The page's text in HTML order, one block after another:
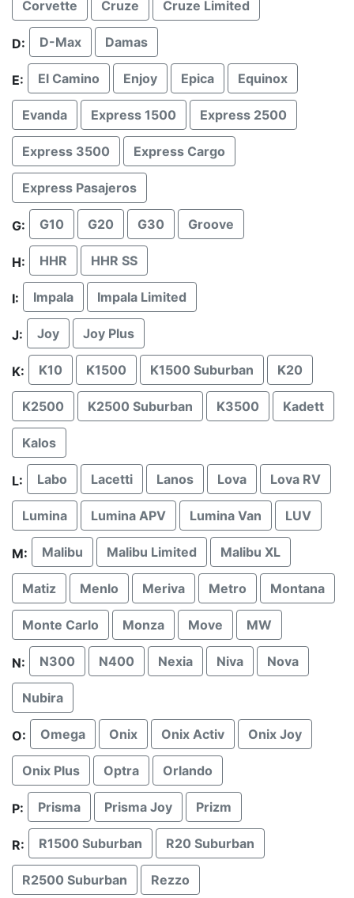
Corvette Cruze Cruze Limited
D: D-Max Damas
E: El Camino Enjoy Epica Equinox
Evanda Express 1500 Express 2500
Express 3500 Express Cargo
Express Pasajeros
G: G10 G20 G30 Groove
H: HHR HHR SS
I: Impala Impala Limited
J: Joy Joy Plus
K: K10 K1500 K1500 Suburban K20
K2500 K2500 Suburban K3500 Kadett
Kalos
L: Labo Lacetti Lanos Lova Lova RV
Lumina Lumina APV Lumina Van LUV
M: Malibu Malibu Limited Malibu XL
Matiz Menlo Meriva Metro Montana
Monte Carlo Monza Move MW
N: N300 N400 Nexia Niva Nova
Nubira
O: Omega Onix Onix Activ Onix Joy
Onix Plus Optra Orlando
P: Prisma Prisma Joy Prizm
R: R1500 Suburban R20 Suburban
R2500 Suburban Rezzo